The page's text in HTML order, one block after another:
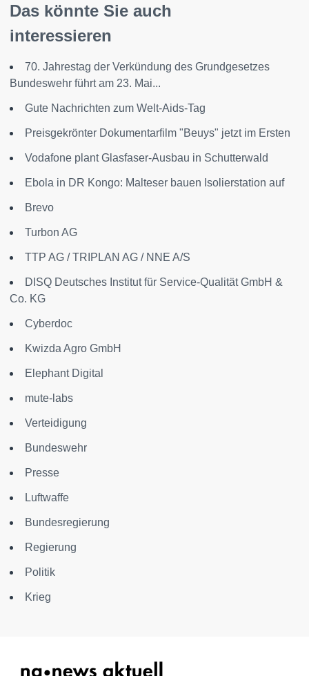
Das könnte Sie auch
interessieren
70. Jahrestag der Verkündung des Grundgesetzes
Bundeswehr führt am 23. Mai...
Gute Nachrichten zum Welt-Aids-Tag
Preisgekrönter Dokumentarfilm "Beuys" jetzt im Ersten
Vodafone plant Glasfaser-Ausbau in Schutterwald
Ebola in DR Kongo: Malteser bauen Isolierstation auf
Brevo
Turbon AG
TTP AG / TRIPLAN AG / NNE A/S
DISQ Deutsches Institut für Service-Qualität GmbH &
Co. KG
Cyberdoc
Kwizda Agro GmbH
Elephant Digital
mute-labs
Verteidigung
Bundeswehr
Presse
Luftwaffe
Bundesregierung
Regierung
Politik
Krieg